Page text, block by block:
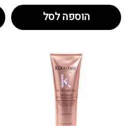
הוספה לסל